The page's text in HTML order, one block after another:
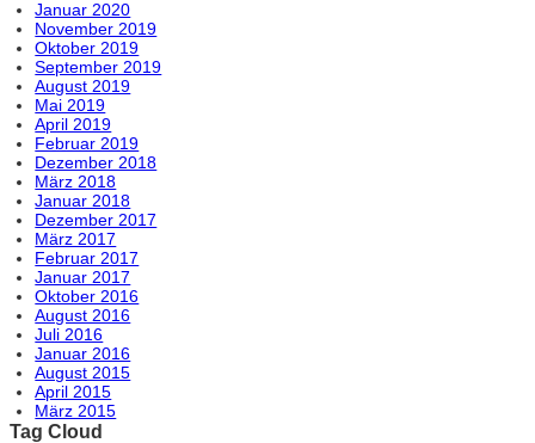
Januar 2020
November 2019
Oktober 2019
September 2019
August 2019
Mai 2019
April 2019
Februar 2019
Dezember 2018
März 2018
Januar 2018
Dezember 2017
März 2017
Februar 2017
Januar 2017
Oktober 2016
August 2016
Juli 2016
Januar 2016
August 2015
April 2015
März 2015
Tag Cloud